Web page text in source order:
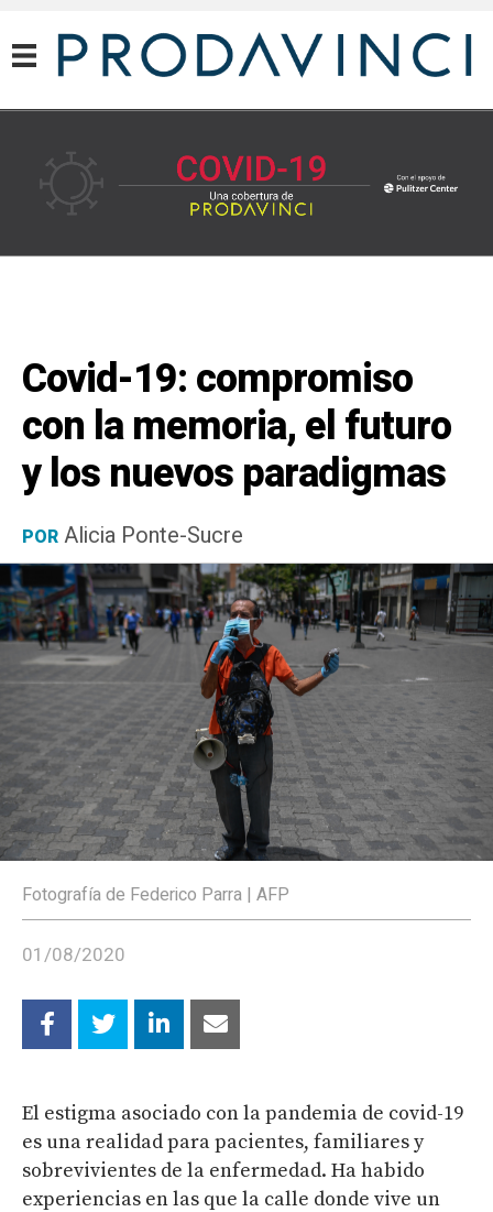
COVID-19
Covid-19: compromiso
con la memoria, el futuro
y los nuevos paradigmas
POR Alicia Ponte-Sucre
Fotografía de Federico Parra | AFP
01/08/2020
El estigma asociado con la pandemia de covid-19
es una realidad para pacientes, familiares y
sobrevivientes de la enfermedad. Ha habido
experiencias en las que la calle donde vive un